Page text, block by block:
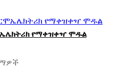
የማቀዝቀዣ ሞዱል